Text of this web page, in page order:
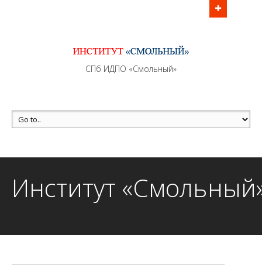
перерывов в рабочие дни с 9:00 до 21:00 МСК
MAX +7 (981) 190-30-30
mail@institutsmolnyj.ru
СПб ИДПО «Смольный»
Институт